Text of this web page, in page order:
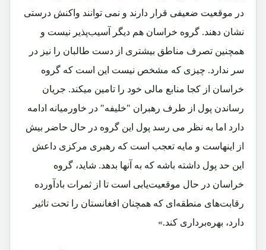
در موقعیت ضعیفی قرار دارند و نمی توانند واکنش درستی
نشان دهند. گروه خراسان هم دیگر آسیب‌پذیر نیست و
همچنین تصرف مناطق بیشتری از دست طالبان را نیز در
سر ندارد. چیزی که مشخص نیست این است که گروه
خراسان از کجا منابع مالی خود را تامین می‎کند. جریان
رساندن پول از طرف رهبران "خلیفه" در خاورمیانه ادامه
دارد اما به نظر می رسد پول این گروه در حال حاضر بیش
از اینهاست و مایه تعجب است که رهبری مرکزی داعش
این حد پول داشته باشه که به آنها بدهد. شاید، گروه
خراسان در حال موقعیت‌یابی است تا از ثمرات بادآورده
رقابت‌های منطقه‌ای که همچنان افغانستان را تحت تاثیر
دارد، بهره‌برداری کند.»